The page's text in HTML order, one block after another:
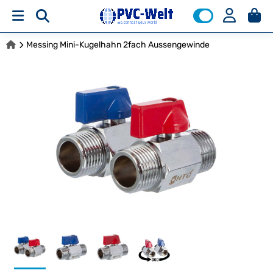
Messing Mini-Kugelhahn 2fach Aussengewinde